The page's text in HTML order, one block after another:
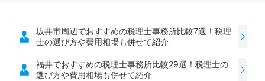
坂井市周辺でおすすめの税理士事務所比較7選！税理
士の選び方や費用相場も併せて紹介
福井でおすすめの税理士事務所比較29選！税理士の
選び方や費用相場も併せて紹介